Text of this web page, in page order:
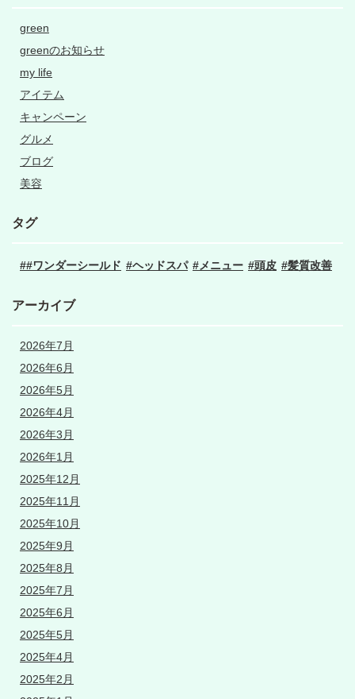
green
greenのお知らせ
my life
アイテム
キャンペーン
グルメ
ブログ
美容
タグ
#ワンダーシールド ヘッドスパ メニュー 頭皮 髪質改善
アーカイブ
2026年7月
2026年6月
2026年5月
2026年4月
2026年3月
2026年1月
2025年12月
2025年11月
2025年10月
2025年9月
2025年8月
2025年7月
2025年6月
2025年5月
2025年4月
2025年2月